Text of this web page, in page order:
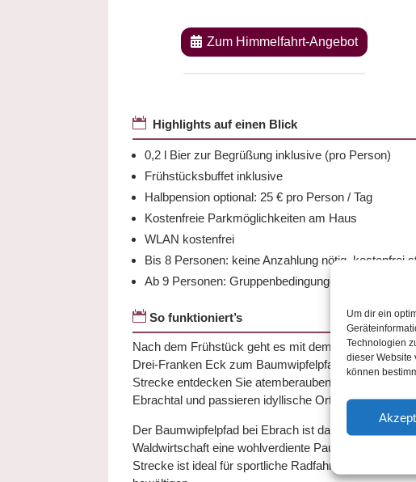
Um dir ein
Technologien
dieser Website
können
Zum Himmelfahrt-Angebot
 Highlights auf einen Blick
0,2 l Bier zur Begrüßung inklusive (pro Person)
Frühstücksbuffet inklusive
Halbpension optional: 25 € pro Person / Tag
Kostenfreie Parkmöglichkeiten am Haus
WLAN kostenfrei
Bis 8 Personen: keine Anzahlung nötig, kostenfrei
Ab 9 Personen: Gruppenbedingungen nach
 So funktioniert’s
Nach dem Frühstück geht es mit dem E-Bike auf
Drei-Franken Eck zum Baumwipfelpfad Steigerwald.
Strecke entdecken Sie atemberaubende Ausblicke
Ebrachtal und passieren idyllische Orte wie Ebrach
Der Baumwipfelpfad bei Ebrach ist das Highlight des
Waldwirtschaft eine wohlverdiente Pause mit
Strecke ist ideal für sportliche Radfahrer, lässt sich